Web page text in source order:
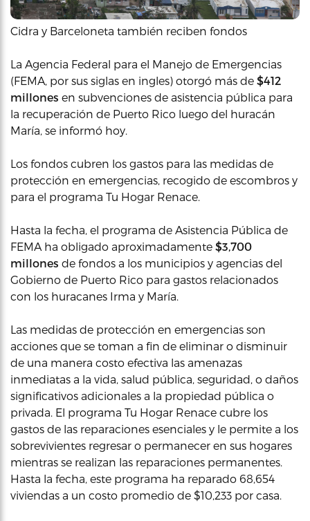
Cidra y Barceloneta también reciben fondos
La Agencia Federal para el Manejo de Emergencias
(FEMA, por sus siglas en ingles) otorgó más de $412
millones en subvenciones de asistencia pública para
la recuperación de Puerto Rico luego del huracán
María, se informó hoy.
Los fondos cubren los gastos para las medidas de
protección en emergencias, recogido de escombros y
para el programa Tu Hogar Renace.
Hasta la fecha, el programa de Asistencia Pública de
FEMA ha obligado aproximadamente $3,700
millones de fondos a los municipios y agencias del
Gobierno de Puerto Rico para gastos relacionados
con los huracanes Irma y María.
Las medidas de protección en emergencias son
acciones que se toman a fin de eliminar o disminuir
de una manera costo efectiva las amenazas
inmediatas a la vida, salud pública, seguridad, o daños
significativos adicionales a la propiedad pública o
privada. El programa Tu Hogar Renace cubre los
gastos de las reparaciones esenciales y le permite a los
sobrevivientes regresar o permanecer en sus hogares
mientras se realizan las reparaciones permanentes.
Hasta la fecha, este programa ha reparado 68,654
viviendas a un costo promedio de $10,233 por casa.